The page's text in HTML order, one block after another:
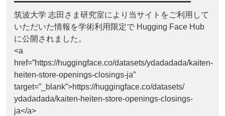
筑波大学 志田さま研究室により当サイトをご利用して
いただいた情報を学術利用限定で Hugging Face Hub
に公開されました。
<a
href=”https://huggingface.co/datasets/ydadadada/kaiten-
heiten-store-openings-closings-ja”
target=”_blank”>https://huggingface.co/datasets/
ydadadada/kaiten-heiten-store-openings-closings-
ja</a>